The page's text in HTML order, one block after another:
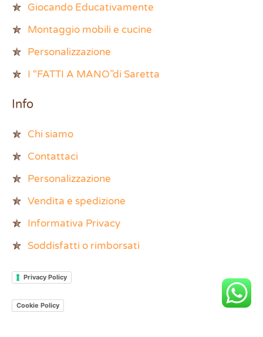
Giocando Educativamente
Montaggio mobili e cucine
Personalizzazione
I “FATTI A MANO”di Saretta
Info
Chi siamo
Contattaci
Personalizzazione
Vendita e spedizione
Informativa Privacy
Soddisfatti o rimborsati
Privacy Policy
Cookie Policy